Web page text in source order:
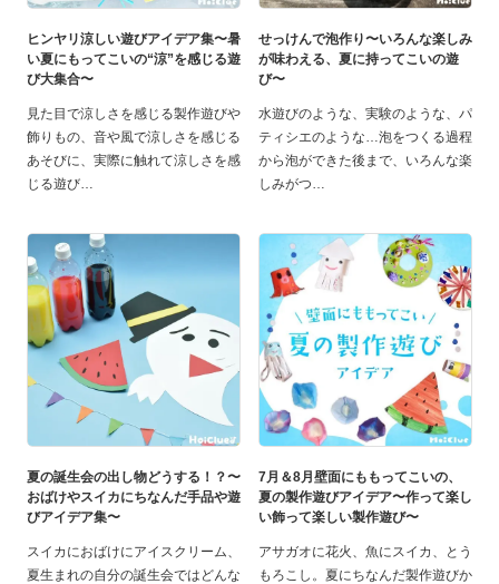
ヒンヤリ涼しい遊びアイデア集〜暑
い夏にもってこいの“涼”を感じる遊
び大集合〜
見た目で涼しさを感じる製作遊びや
飾りもの、音や風で涼しさを感じる
あそびに、実際に触れて涼しさを感
じる遊び
せっけんで泡作り〜いろんな楽しみ
が味わえる、夏に持ってこいの遊
び〜
水遊びのような、実験のような、パ
ティシエのような…泡をつくる過程
から泡ができた後まで、いろんな楽
しみがつ
夏の誕生会の出し物どうする！？〜
おばけやスイカにちなんだ手品や遊
びアイデア集〜
スイカにおばけにアイスクリーム、
夏生まれの自分の誕生会ではどんな
7月＆8月壁面にももってこいの、
夏の製作遊びアイデア〜作って楽し
い飾って楽しい製作遊び〜
アサガオに花火、魚にスイカ、とう
もろこし。夏にちなんだ製作遊びか